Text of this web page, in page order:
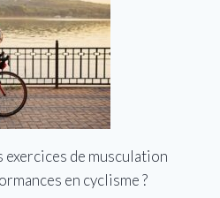
de musculation
en cyclisme ?